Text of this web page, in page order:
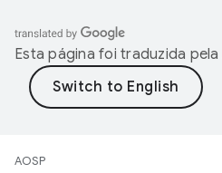
Esta página foi traduzida pela
AOSP